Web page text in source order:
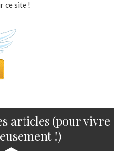
ce site !
articles (pour vivre
!)